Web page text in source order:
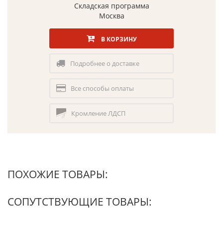
Складская программа
Москва
В КОРЗИНУ
Подробнее о доставке
Все способы оплаты
Кромление ЛДСП
ПОХОЖИЕ ТОВАРЫ:
СОПУТСТВУЮЩИЕ ТОВАРЫ: